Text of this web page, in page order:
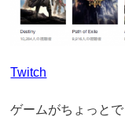
Twitch
ゲームがちょっと